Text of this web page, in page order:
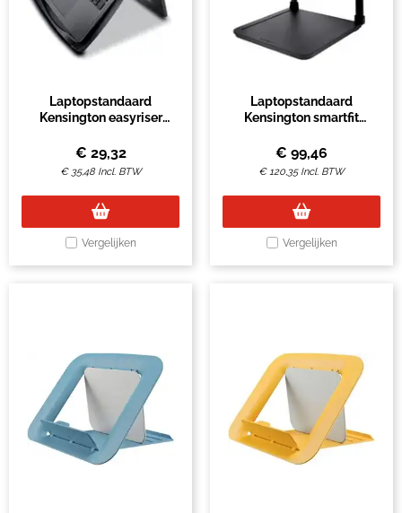
Laptopstandaard
Kensington easyriser
€ 29,32
€ 35,48 Incl. BTW
Vergelijken
Laptopstandaard
Kensington smartfit
€ 99,46
€120,35 Incl. BTW
Vergelijken